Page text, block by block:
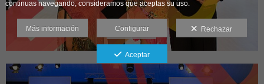
2,00 €
continuas navegando, consideramos que aceptas su uso.
Más información Configurar Rechazar
Aceptar